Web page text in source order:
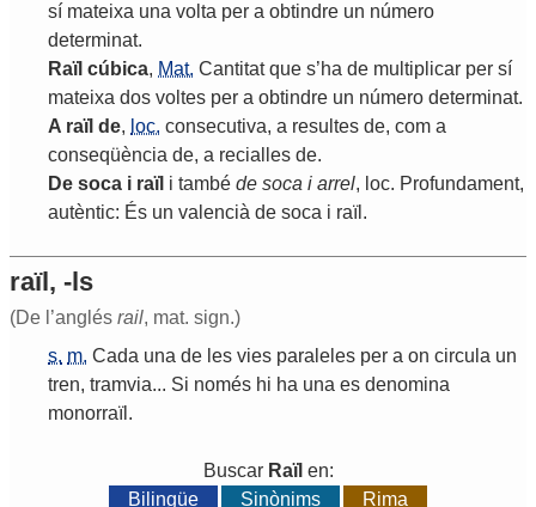
sí mateixa una volta per a obtindre un número
determinat.
Raïl cúbica, Mat. Cantitat que s’ha de multiplicar per sí
mateixa dos voltes per a obtindre un número determinat.
A raïl de, loc. consecutiva, a resultes de, com a
conseqüència de, a recialles de.
De soca i raïl i també de soca i arrel, loc. Profundament,
autèntic: És un valencià de soca i raïl .
raïl, -ls
(De l’anglés rail, mat. sign.)
s. m. Cada una de les vies paraleles per a on circula un
tren, tramvia... Si només hi ha una es denomina
monorraïl .
Buscar Raïl en:
Bilingüe
Sinònims Rima